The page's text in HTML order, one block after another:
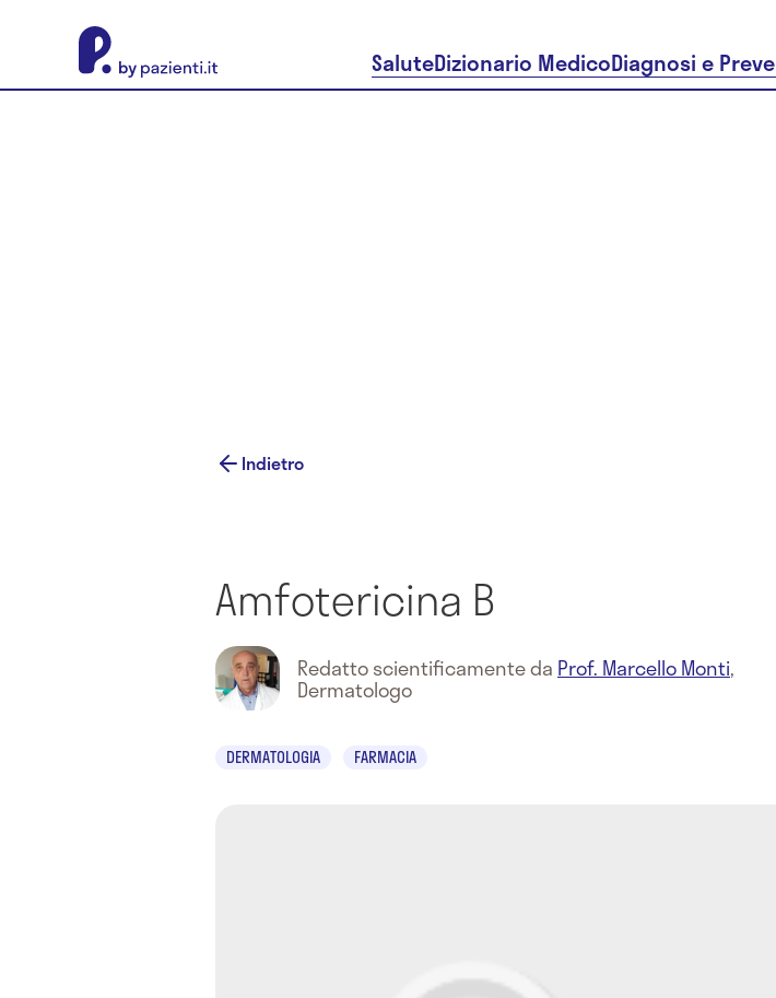
SaluteDizionario MedicoDiagnosi e
Indietro
Amfotericina B
Redatto scientificamente da Prof. Marcello Monti,
Dermatologo
DERMATOLOGIA FARMACIA